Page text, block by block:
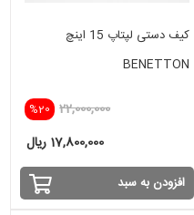
کیف دستی لپتاپ 15 اینچ
BENETTON
%20 22,000,000
17,800,000 ریال
افزودن به سبد